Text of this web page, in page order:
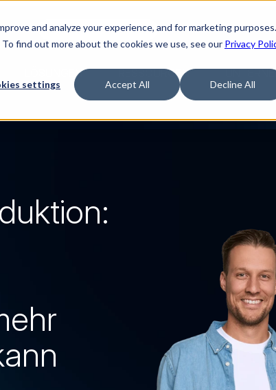
and analyze your experience, and for marketing
find out more about the cookies we use, see our Privacy
settings Accept All Decline All
verfilmt. „The Buyerette“ ansehen
LÖSUNGEN RESSOURCEN